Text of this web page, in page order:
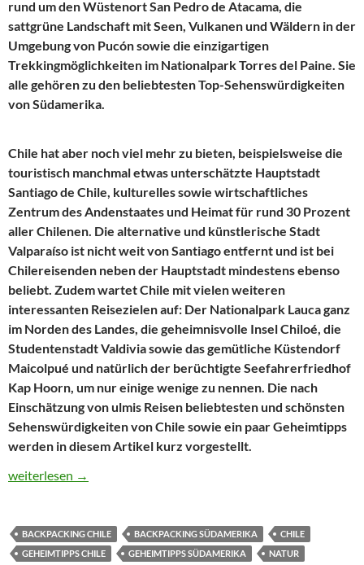
rund um den Wüstenort San Pedro de Atacama, die
sattgrüne Landschaft mit Seen, Vulkanen und Wäldern in der
Umgebung von Pucón sowie die einzigartigen
Trekkingmöglichkeiten im Nationalpark Torres del Paine. Sie
alle gehören zu den beliebtesten Top-Sehenswürdigkeiten
von Südamerika.
Chile hat aber noch viel mehr zu bieten, beispielsweise die
touristisch manchmal etwas unterschätzte Hauptstadt
Santiago de Chile, kulturelles sowie wirtschaftliches
Zentrum des Andenstaates und Heimat für rund 30 Prozent
aller Chilenen. Die alternative und künstlerische Stadt
Valparaíso ist nicht weit von Santiago entfernt und ist bei
Chilereisenden neben der Hauptstadt mindestens ebenso
beliebt. Zudem wartet Chile mit vielen weiteren
interessanten Reisezielen auf: Der Nationalpark Lauca ganz
im Norden des Landes, die geheimnisvolle Insel Chiloé, die
Studentenstadt Valdivia sowie das gemütliche Küstendorf
Maicolpué und natürlich der berüchtigte Seefahrerfriedhof
Kap Hoorn, um nur einige wenige zu nennen. Die nach
Einschätzung von ulmis Reisen beliebtesten und schönsten
Sehenswürdigkeiten von Chile sowie ein paar Geheimtipps
werden in diesem Artikel kurz vorgestellt.
Die schönsten Sehenswürdigkeiten in Chile – Die Top-
weiterlesen →
BACKPACKING CHILE BACKPACKING SÜDAMERIKA
CHILE
GEHEIMTIPPS CHILE
GEHEIMTIPPS SÜDAMERIKA
NATUR